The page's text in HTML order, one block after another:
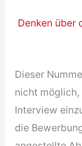
Denken über
Dieser
nicht möglich,
Interview
die